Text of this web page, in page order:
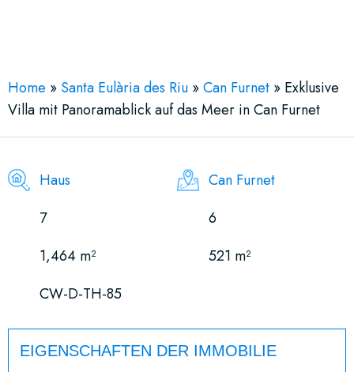
Home » Santa Eulària des Riu »Can Furnet » Exklusive
Villa mit Panoramablick auf das Meer in Can Furnet
Haus
Can Furnet
7
6
1,464 m²
521 m²
CW-D-TH-85
EIGENSCHAFTEN DER IMMOBILIE